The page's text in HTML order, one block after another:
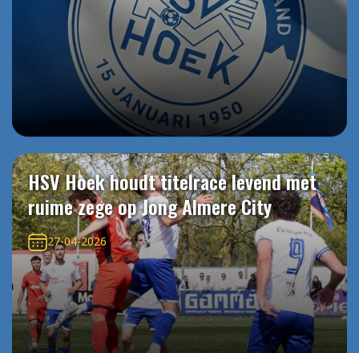
HSV Hoek houdt titelrace levend met
ruime zege op Jong Almere City
27-04-2026